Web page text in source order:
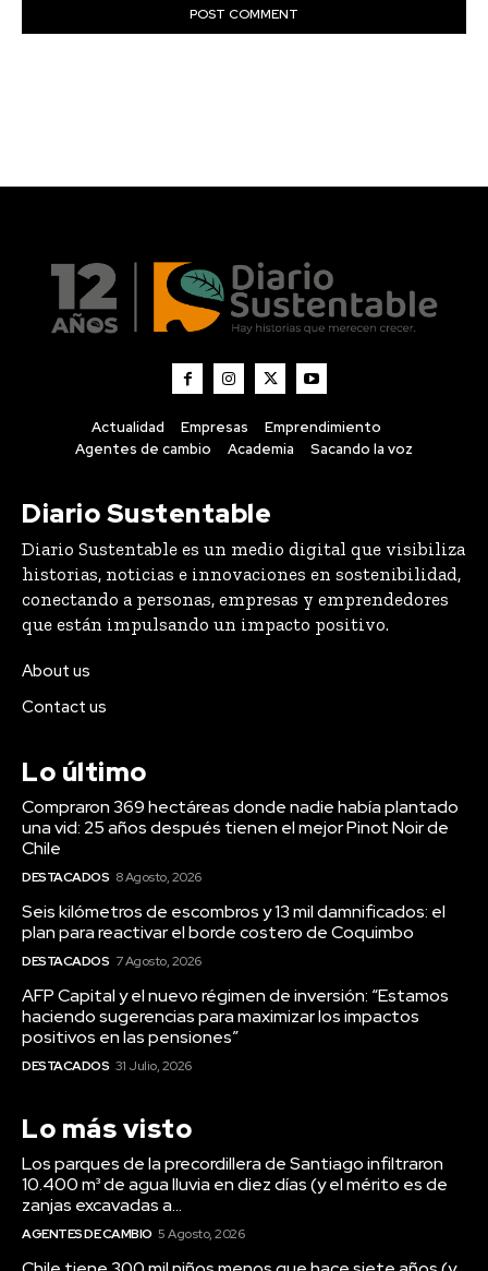
Actualidad Empresas
Emprendimiento
Agentes de cambio
Academia Sacando la voz
Diario Sustentable
Diario Sustentable es un medio digital que visibiliza
historias, noticias e innovaciones en sostenibilidad,
conectando a personas, empresas y emprendedores
que están impulsando un impacto positivo.
About us
Contact us
Lo último
Compraron 369 hectáreas donde nadie había plantado
una vid: 25 años después tienen el mejor Pinot Noir de
Chile
DESTACADOS 8 Agosto, 2026
Seis kilómetros de escombros y 13 mil damnificados: el
plan para reactivar el borde costero de Coquimbo
DESTACADOS 7 Agosto, 2026
AFP Capital y el nuevo régimen de inversión: “Estamos
haciendo sugerencias para maximizar los impactos
positivos en las pensiones”
DESTACADOS 31 Julio, 2026
Lo más visto
Los parques de la precordillera de Santiago infiltraron
10.400 m³ de agua lluvia en diez días (y el mérito es de
zanjas excavadas a...
AGENTES DE CAMBIO 5 Agosto, 2026